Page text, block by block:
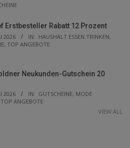
Erstbesteller Rabatt 12 Prozent
2026 IN: HAUSHALT ESSEN TRINKEN,
, TOP ANGEBOTE
Neukunden-Gutschein 20
2026 IN: GUTSCHEINE, MODE
TOP ANGEBOTE
VIEW ALL